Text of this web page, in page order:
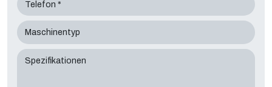
Telefon *
Maschinentyp
Spezifikationen